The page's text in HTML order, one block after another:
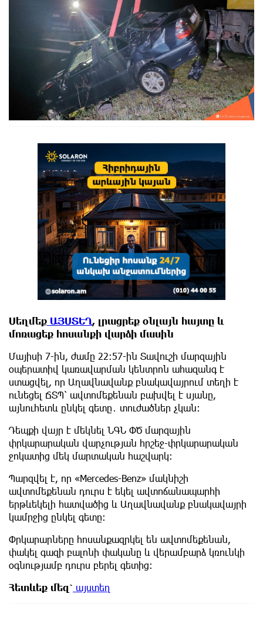
Սեղմեք ԱՅՍՏԵՂ, լրացրեք օնլայն հայտը և
մոռացեք հոսանքի վարձի մասին
Մայիսի 7-ին, ժամը 22։57-ին Տավուշի մարզային
օպերատիվ կառավարման կենտրոն ահազանգ է
ստացվել, որ Աղավնավանք բնակավայրում տեղի է
ունեցել ՃՏՊ՝ ավտոմեքենան բախվել է սյանը,
այնուհետև ընկել գետը․ տուժածներ չկան։
Դեպքի վայր է մեկնել ՆԳՆ ՓԾ մարզային
փրկարարական վարչության հրշեջ-փրկարարական
ջոկատից մեկ մարտական հաշվարկ։
Պարզվել է, որ «Mercedes-Benz» մակնիշի
ավտոմեքենան դուրս է եկել ավտոճանապարհի
երթևեկելի հատվածից և Աղավնավանք բնակավայրի
կամրջից ընկել գետը։
Փրկարարները հոսանքազրկել են ավտոմեքենան,
փակել գազի բալոնի փականը և վերամբարձ կռունկի
օգնությամբ դուրս բերել գետից։
Հետևեք մեզ՝ այստեղ